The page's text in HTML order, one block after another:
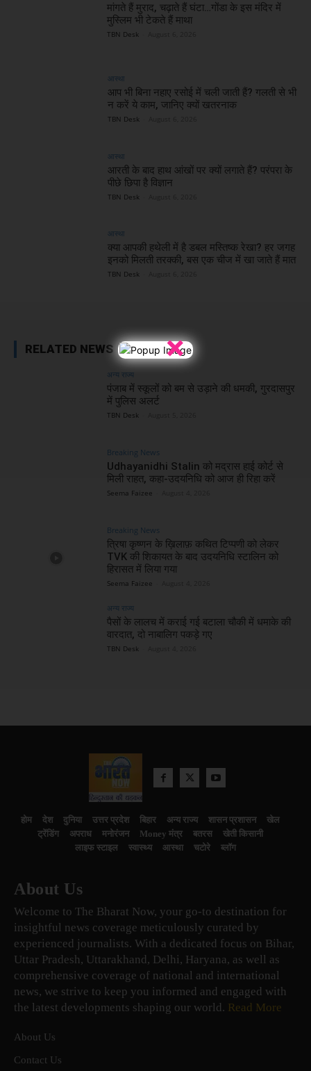
×
मांगते हैं मुराद, चढ़ाते हैं घंटा…गोंडा के इस मंदिर में
मुस्लिम भी टेकते हैं माथा
TBN Desk
आस्था
आप भी बिना नहाए रसोई में चली जाती हैं? गलती से भी
न करें ये काम, जानिए क्यों खतरनाक
TBN Desk
आस्था
आरती के बाद हाथ आंखों पर क्यों लगाते हैं? परंपरा के
पीछे छिपा है विज्ञान
TBN Desk
आस्था
क्या आपकी हथेली में है डबल मस्तिष्क रेखा? हर जगह
इनको मिलती तरक्की, बस एक चीज में खा जाते हैं मात
TBN Desk
RELATED NEWS
अन्य राज्य
पंजाब में स्कूलों को बम से उड़ाने की धमकी, गुरदासपुर
में पुलिस अलर्ट
TBN Desk
Breaking News
Udhayanidhi Stalin को मद्रास हाई कोर्ट से
मिली राहत, कहा-उदयनिधि को आज ही रिहा करें
Seema Faizee
Breaking News
त्रिषा कृष्णन के ख़िलाफ़ कथित टिप्पणी को लेकर
TVK की शिकायत के बाद उदयनिधि स्टालिन को
हिरासत में लिया गया
Seema Faizee
अन्य राज्य
पैसों के लालच में कराई गई बटाला चौकी में धमाके की
वारदात, दो नाबालिग पकड़े गए
TBN Desk
होम देश दुनिया उत्तर प्रदेश बिहार अन्य राज्य शासन प्रशासन
खेल
ट्रेंडिंग
अपराध मनोरंजन Money मंत्र बतरस
खेती किसानी
लाइफ स्टाइल
स्वास्थ्य आस्था चटोरे ब्लॉग
About Us
Welcome to The Bharat Now, your go-to destination for
insightful news coverage meticulously curated by
experienced journalists. With a dedicated focus on Bihar,
Uttar Pradesh, Uttarakhand, Delhi, Haryana, as well as
comprehensive coverage of national and international
news, we strive to keep you informed and engaged with
the latest developments shaping our world. Read More
About Us
Contact Us